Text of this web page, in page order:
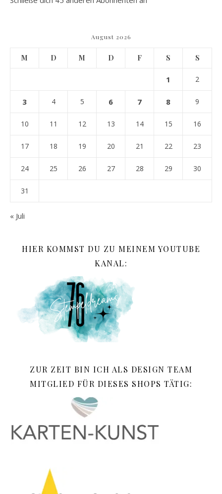
August 2026
M D M D F S S
1 2
3 4 5 6 7 8 9
10 11 12 13 14 15 16
17 18 19 20 21 22 23
24 25 26 27 28 29 30
31
« Juli
HIER KOMMST DU ZU MEINEM YOUTUBE
KANAL:
ZUR ZEIT BIN ICH ALS DESIGN TEAM
MITGLIED FÜR DIESES SHOPS TÄTIG: